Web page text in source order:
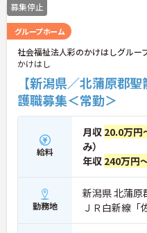
募集停止
グループホーム
社会福祉法人彩のかけはしグルー
かけはし
【新潟県／北蒲原郡
護職募集＜常勤＞
給料
月収 20.0万円
み）
年収 240万円
勤務地
新潟県 北蒲原
ＪＲ白新線「